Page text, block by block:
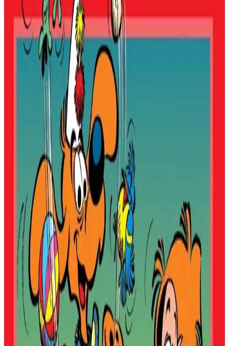
Brieg ar Menn
"Na pebezh cholori !" gant Verron. Bannoù-heol, 140, straed Pont-
'n-Abad, 29 000 Kemper
Perzh o deus kemeret
Roba Maurice HamonPadrig ElegoedArno Elegoed